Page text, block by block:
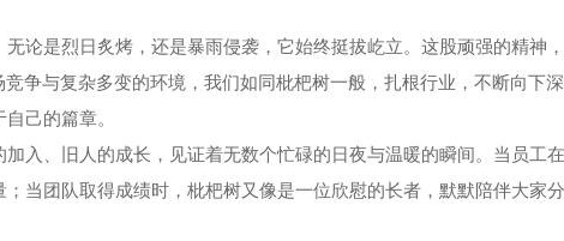
论是烈日炙烤，还是暴雨侵袭，它始终挺拔屹立。这股顽强的精神
争与复杂多变的环境，我们如同枇杷树一般，扎根行业，不断向下
己的篇章。
入、旧人的成长，见证着无数个忙碌的日夜与温暖的瞬间。当员工
当团队取得成绩时，枇杷树又像是一位欣慰的长者，默默陪伴大家